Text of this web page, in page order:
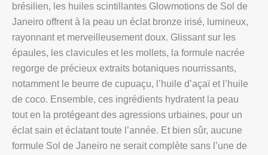
brésilien, les huiles scintillantes Glowmotions de Sol de
Janeiro offrent à la peau un éclat bronze irisé, lumineux,
rayonnant et merveilleusement doux. Glissant sur les
épaules, les clavicules et les mollets, la formule nacrée
regorge de précieux extraits botaniques nourrissants,
notamment le beurre de cupuaçu, l’huile d’açaï et l’huile
de coco. Ensemble, ces ingrédients hydratent la peau
tout en la protégeant des agressions urbaines, pour un
éclat sain et éclatant toute l’année. Et bien sûr, aucune
formule Sol de Janeiro ne serait complète sans l’une de